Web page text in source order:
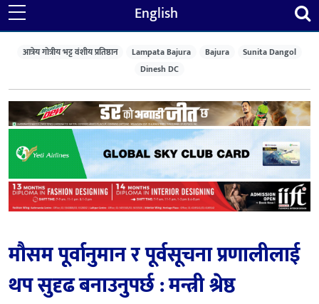
English
आत्रेय गोत्रीय भट्ट वंशीय प्रतिष्ठान Lampata Bajura Bajura
Sunita Dangol
Dinesh DC
मौसम पूर्वानुमान र पूर्वसूचना प्रणालीलाई
थप सुदृढ बनाउनुपर्छ : मन्त्री श्रेष्ठ